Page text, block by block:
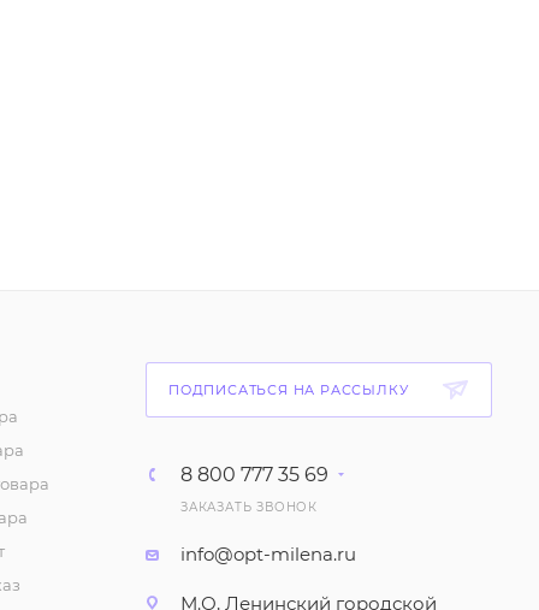
ПОДПИСАТЬСЯ НА РАССЫЛКУ
8 800 777 35 69
ЗАКАЗАТЬ ЗВОНОК
info@opt-milena.ru
М.О, Ленинский городской